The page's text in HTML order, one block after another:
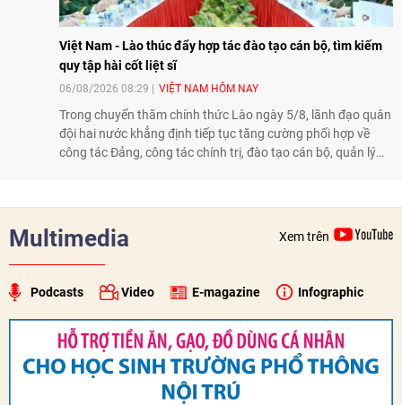
Việt Nam - Lào thúc đẩy hợp tác đào tạo cán bộ, tìm kiếm
quy tập hài cốt liệt sĩ
06/08/2026 08:29 VIỆT NAM HÔM NAY
Trong chuyến thăm chính thức Lào ngày 5/8, lãnh đạo quân
đội hai nước khẳng định tiếp tục tăng cường phối hợp về
công tác Đảng, công tác chính trị, đào tạo cán bộ, quản lý
Multimedia Xem trên
Podcasts Video E-magazine Infographic